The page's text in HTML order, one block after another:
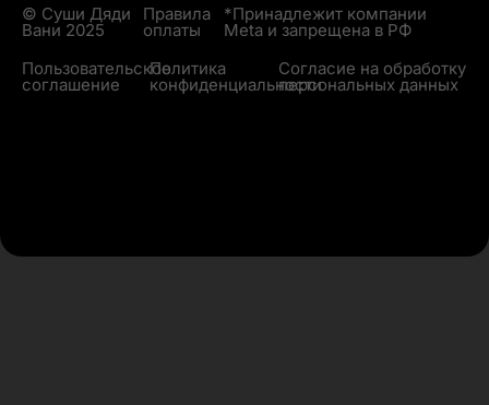
© Суши Дяди
Вани 2025
Правила
оплаты
*Принадлежит компании
Meta и запрещена в РФ
Пользовательское
соглашение
Политика
конфиденциальности
Согласие на обработку
персональных данных